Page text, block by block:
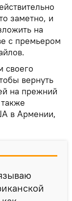
заметно, и
на
с премьером
своего
вернуть
на прежний
в Армении,